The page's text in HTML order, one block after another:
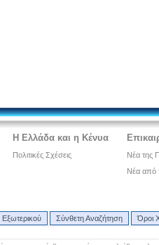
Η Ελλάδα και η Κένυα
Πολιτικές Σχέσεις
Νέα της
Νέα από
Σύνθετη Αναζήτηση Όροι